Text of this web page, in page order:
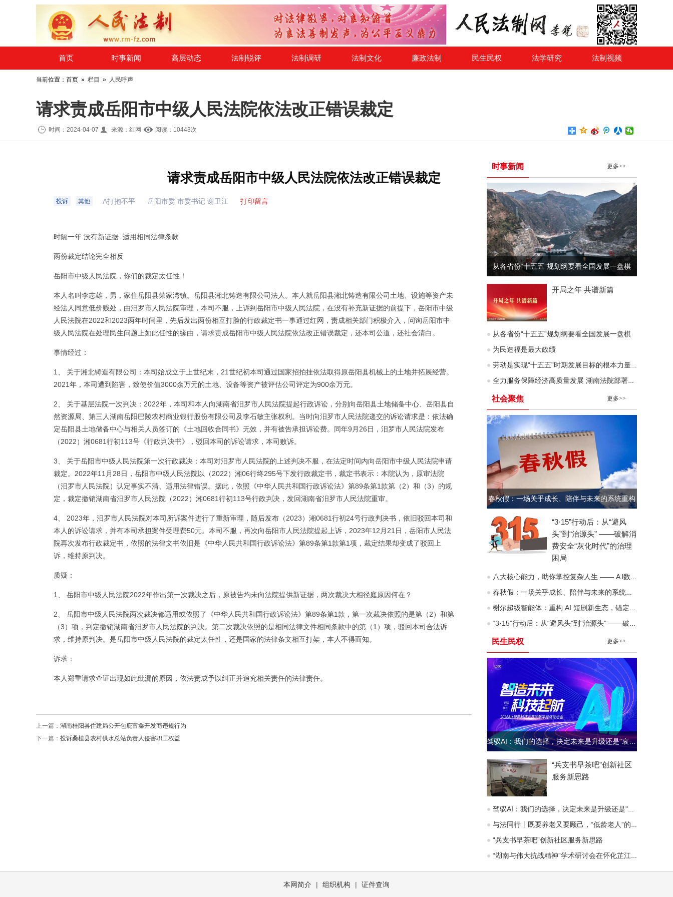
​首页 时事新闻 高层动态 法制锐评 法制调研 法制文化 廉政法制 民生民权 法学研究 法制视频
当前位置：首页 » 栏目 » 人民呼声
请求责成岳阳市中级人民法院依法改正错误裁定
时间：2024-04-07 来源：红网 阅读：10443次
请求责成岳阳市中级人民法院依法改正错误裁定
投诉 其他 A打抱不平 岳阳市委 市委书记 谢卫江 打印留言
时隔一年 没有新证据 适用相同法律条款
两份裁定结论完全相反
岳阳市中级人民法院，你们的裁定太任性！
本人名叫李志雄，男，家住岳阳县荣家湾镇。岳阳县湘北铸造有限公司法人。本人就岳阳县湘北铸造有限公司土地、设施等资产未
经法人同意低价贱处，由汨罗市人民法院审理，本司不服，上诉到岳阳市中级人民法院，在没有补充新证据的前提下，岳阳市中级
人民法院在2022和2023两年时间里，先后发出两份相互打脸的行政裁定书一事通过红网，责成相关部门积极介入，问询岳阳市中
级人民法院在处理民生问题上如此任性的缘由，请求责成岳阳市中级人民法院依法改正错误裁定，还本司公道，还社会清白。
事情经过：
1、 关于湘北铸造有限公司：本司始成立于上世纪末，21世纪初本司通过国家招拍挂依法取得原岳阳县机械上的土地并拓展经营。
2021年，本司遭到陷害，致使价值3000余万元的土地、设备等资产被评估公司评定为900余万元。
2、 关于基层法院一次判决：2022年，本司和本人向湖南省汨罗市人民法院提起行政诉讼，分别向岳阳县土地储备中心、岳阳县自
然资源局、第三人湖南岳阳巴陵农村商业银行股份有限公司及李石敏主张权利。当时向汨罗市人民法院递交的诉讼请求是：依法确
定岳阳县土地储备中心与相关人员签订的《土地回收合同书》无效，并有被告承担诉讼费。同年9月26日，汨罗市人民法院发布
（2022）湘0681行初113号《行政判决书》，驳回本司的诉讼请求，本司败诉。
3、 关于岳阳市中级人民法院第一次行政裁决：本司对汨罗市人民法院的上述判决不服，在法定时间内向岳阳市中级人民法院申请
裁定。2022年11月28日，岳阳市中级人民法院以（2022）湘06行终295号下发行政裁定书，裁定书表示：本院认为，原审法院
（汨罗市人民法院）认定事实不清、适用法律错误。据此，依照《中华人民共和国行政诉讼法》第89条第1款第（2）和（3）的规
定，裁定撤销湖南省汨罗市人民法院（2022）湘0681行初113号行政判决，发回湖南省汨罗市人民法院重审。
4、 2023年，汨罗市人民法院对本司所诉案件进行了重新审理，随后发布（2023）湘0681行初24号行政判决书，依旧驳回本司和
本人的诉讼请求，并有本司承担案件受理费50元。本司不服，再次向岳阳市人民法院提起上诉，2023年12月21日，岳阳市人民法
院再次发布行政裁定书，依照的法律文书依旧是《中华人民共和国行政诉讼法》第89条第1款第1项，裁定结果却变成了驳回上
诉，维持原判决。
质疑：
1、 岳阳市中级人民法院2022年作出第一次裁决之后，原被告均未向法院提供新证据，两次裁决大相径庭原因何在？
2、 岳阳市中级人民法院两次裁决都适用或依照了《中华人民共和国行政诉讼法》第89条第1款，第一次裁决依照的是第（2）和第
（3）项，判定撤销湖南省汨罗市人民法院的判决。第二次裁决依照的是相同法律文件相同条款中的第（1）项，驳回本司合法诉
求，维持原判决。是岳阳市中级人民法院的裁定太任性，还是国家的法律条文相互打架，本人不得而知。
诉求：
本人郑重请求查证出现如此纰漏的原因，依法责成予以纠正并追究相关责任的法律责任。
上一篇： 湖南桂阳县住建局公开包庇富鑫开发商违规行为
下一篇： 投诉桑植县农村供水总站负责人侵害职工权益
时事新闻 更多>>
从各省份“十五五”规划纲要看全国发展一盘棋
开局之年 共谱新篇
从各省份“十五五”规划纲要看全国发展一盘棋
为民造福是最大政绩
劳动是实现“十五五”时期发展目标的根本力量（深入学习贯彻习近平新时代中国特色社会主义思想）
全力服务保障经济高质量发展 湖南法院部署企业服务年行动
社会聚焦 更多>>
春秋假：一场关乎成长、陪伴与未来的系统重构
“3·15”行动后：从“避风
头”到“治源头” ——破解消
费安全“灰化时代”的治理
困局
八大核心能力，助你掌控复杂人生 —— A l数字化时代“人生八力”模型深度拆解
春秋假：一场关乎成长、陪伴与未来的系统重构
榭尔超级智能体：重构 AI 短剧新生态，锚定去中心化价值互联网未来
“3·15”行动后：从“避风头”到“治源头” ——破解消费安全“灰化时代”的治理困局
民生民权 更多>>
驾驭AI：我们的选择，决定未来是升级还是"哀歌"
“兵支书早茶吧”创新社区
服务新思路
驾驭AI：我们的选择，决定未来是升级还是"哀歌"
与法同行丨既要养老又要顾己，“低龄老人”的赡养义务能变通吗？
“兵支书早茶吧”创新社区服务新思路
“湖南与伟大抗战精神”学术研讨会在怀化芷江召开
本网简介 | 组织机构 | 证件查询